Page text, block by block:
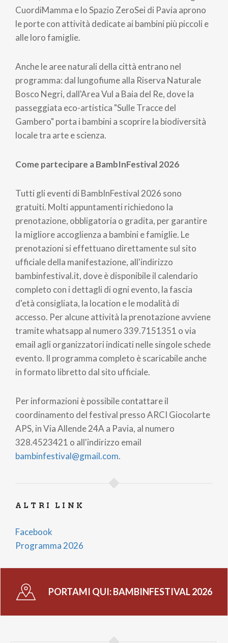
CuordiMamma e lo Spazio ZeroSei di Pavia aprono
le porte con attività dedicate ai bambini più piccoli e
alle loro famiglie.
Anche le aree naturali della città entrano nel
programma: dal lungofiume alla Riserva Naturale
Bosco Negri, dall'Area Vul a Baia del Re, dove la
passeggiata eco-artistica "Sulle Tracce del
Gambero" porta i bambini a scoprire la biodiversità
locale tra arte e scienza.
Come partecipare a BambInFestival 2026
Tutti gli eventi di BambInFestival 2026 sono
gratuiti. Molti appuntamenti richiedono la
prenotazione, obbligatoria o gradita, per garantire
la migliore accoglienza a bambini e famiglie. Le
prenotazioni si effettuano direttamente sul sito
ufficiale della manifestazione, all'indirizzo
bambinfestival.it, dove è disponibile il calendario
completo con i dettagli di ogni evento, la fascia
d'età consigliata, la location e le modalità di
accesso. Per alcune attività la prenotazione avviene
tramite whatsapp al numero 339.7151351 o via
email agli organizzatori indicati nelle singole schede
evento. Il programma completo è scaricabile anche
in formato libretto dal sito ufficiale.
Per informazioni è possibile contattare il
coordinamento del festival presso ARCI Giocolarte
APS, in Via Allende 24A a Pavia, al numero
328.4523421 o all'indirizzo email
bambinfestival@gmail.com.
ALTRI LINK
Facebook
Programma 2026
PORTAMI QUI:BAMBINFESTIVAL 2026